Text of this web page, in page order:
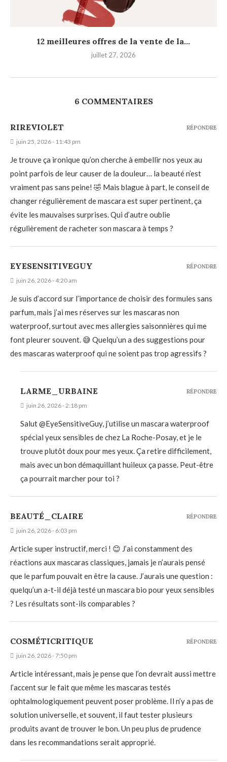
12 meilleures offres de la vente de la...
juillet 27, 2026
6 COMMENTAIRES
RIREVIOLET
juin 25, 2026 - 11:43 pm
Je trouve ça ironique qu’on cherche à embellir nos yeux au
point parfois de leur causer de la douleur… la beauté n’est
vraiment pas sans peine! 🤣 Mais blague à part, le conseil de
changer régulièrement de mascara est super pertinent, ça
évite les mauvaises surprises. Qui d’autre oublie
régulièrement de racheter son mascara à temps ?
RÉPONDRE
EYESENSITIVEGUY
juin 26, 2026 - 4:20 am
Je suis d’accord sur l’importance de choisir des formules sans
parfum, mais j’ai mes réserves sur les mascaras non
waterproof, surtout avec mes allergies saisonnières qui me
font pleurer souvent. 😅 Quelqu’un a des suggestions pour
des mascaras waterproof qui ne soient pas trop agressifs ?
RÉPONDRE
LARME_URBAINE
juin 26, 2026 - 2:18 pm
Salut @EyeSensitiveGuy, j’utilise un mascara waterproof
spécial yeux sensibles de chez La Roche-Posay, et je le
trouve plutôt doux pour mes yeux. Ça retire difficilement,
mais avec un bon démaquillant huileux ça passe. Peut-être
ça pourrait marcher pour toi ?
RÉPONDRE
BEAUTÉ_CLAIRE
juin 26, 2026 - 6:03 pm
Article super instructif, merci ! 😊 J’ai constamment des
réactions aux mascaras classiques, jamais je n’aurais pensé
que le parfum pouvait en être la cause. J’aurais une question :
quelqu’un a-t-il déjà testé un mascara bio pour yeux sensibles
? Les résultats sont-ils comparables ?
RÉPONDRE
COSMÉTICRITIQUE
juin 26, 2026 - 7:50 pm
Article intéressant, mais je pense que l’on devrait aussi mettre
l’accent sur le fait que même les mascaras testés
ophtalmologiquement peuvent poser problème. Il n’y a pas de
solution universelle, et souvent, il faut tester plusieurs
produits avant de trouver le bon. Un peu plus de prudence
dans les recommandations serait approprié.
RÉPONDRE